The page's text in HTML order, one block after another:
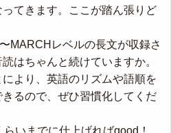
てきます。ここが踏ん張りど
MARCHレベルの長文が収録さ
はちゃんと続けていますか。
より、英語のリズムや語順を
るので、ぜひ習慣化してくだ
いまでに仕上げればgood！